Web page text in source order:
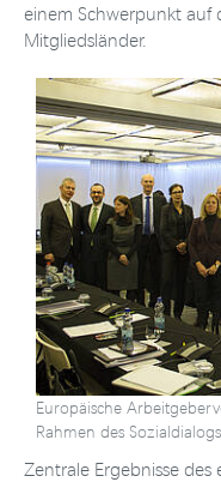
einem Schwerpunkt auf
Mitgliedsländer.
Europäische
Rahmen des Sozialdialogs
Zentrale Ergebnisse